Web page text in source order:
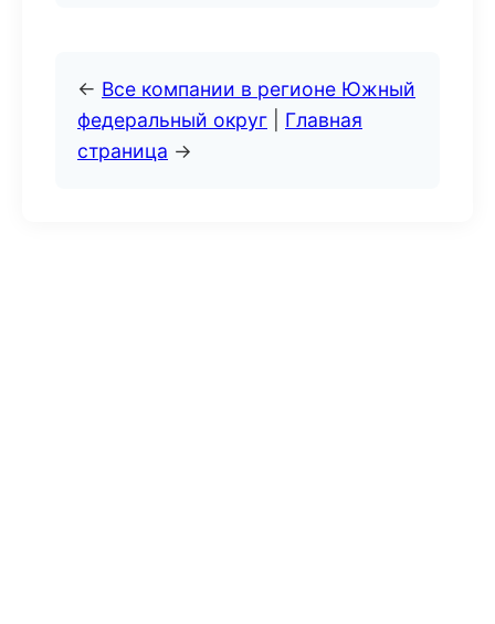
← Все компании в регионе Южный
федеральный округ
Главная
страница →